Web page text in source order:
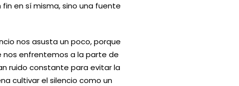
en sí misma, sino una fuente
nos asusta un poco, porque
nos enfrentemos a la parte de
ruido constante para evitar la
cultivar el silencio como un